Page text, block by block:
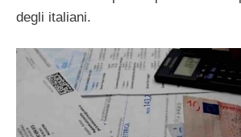
degli italiani.